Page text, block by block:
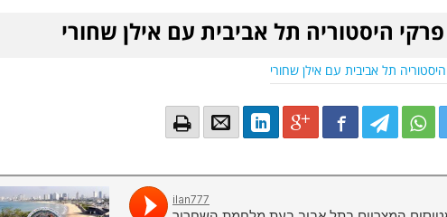
היסטוריה תל אביבית עם אילן שחורי
תל אביבית עם אילן שחורי
Twitter
Twitter
Twitter
Facebook
Google+
LinkedIn
Email
Email